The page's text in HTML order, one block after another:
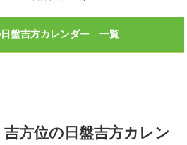
盤吉方カレンダー 一覧
方位の日盤吉方カレン